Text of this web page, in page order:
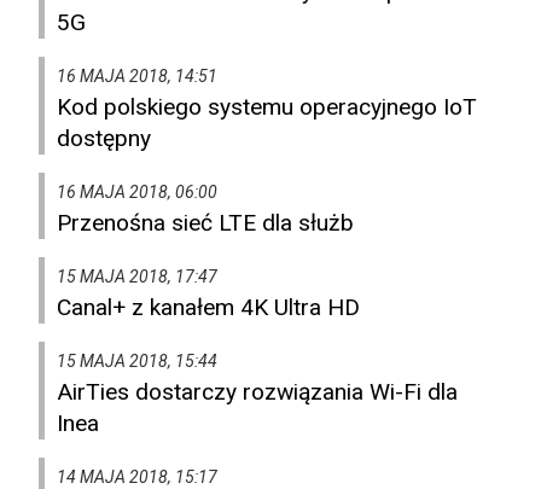
5G
16 MAJA 2018, 14:51
Kod polskiego systemu operacyjnego IoT
dostępny
16 MAJA 2018, 06:00
Przenośna sieć LTE dla służb
15 MAJA 2018, 17:47
Canal+ z kanałem 4K Ultra HD
15 MAJA 2018, 15:44
AirTies dostarczy rozwiązania Wi-Fi dla
Inea
14 MAJA 2018, 15:17